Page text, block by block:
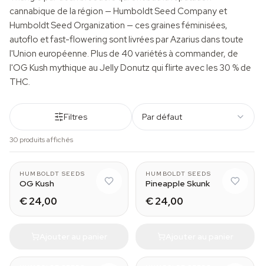
cannabique de la région — Humboldt Seed Company et
Humboldt Seed Organization — ces graines féminisées,
autoflo et fast-flowering sont livrées par Azarius dans toute
l'Union européenne. Plus de 40 variétés à commander, de
l'OG Kush mythique au Jelly Donutz qui flirte avec les 30 % de
THC.
Filtres Par défaut
30 produits affichés
HUMBOLDT SEEDS
OG Kush
€ 24,00
HUMBOLDT SEEDS
Pineapple Skunk
€ 24,00